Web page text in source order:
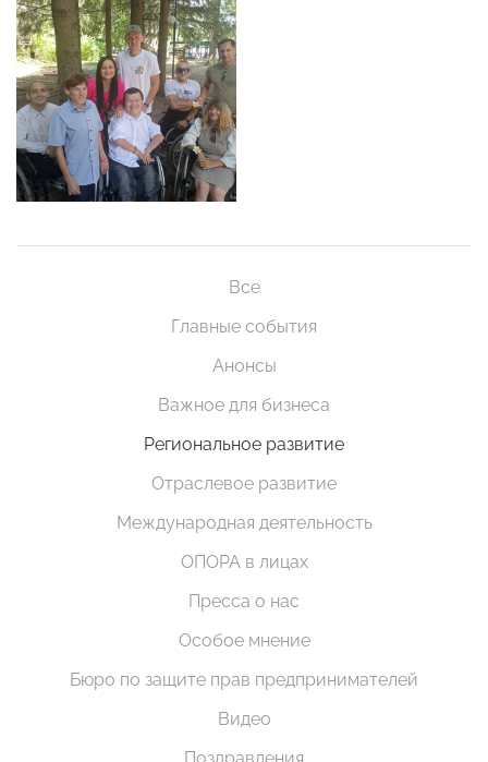
Все
Главные события
Анонсы
Важное для бизнеса
Региональное развитие
Отраслевое развитие
Международная деятельность
ОПОРА в лицах
Пресса о нас
Особое мнение
Бюро по защите прав предпринимателей
Видео